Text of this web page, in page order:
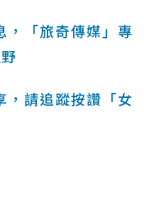
，「旅奇傳媒」專
，請追蹤按讚「女